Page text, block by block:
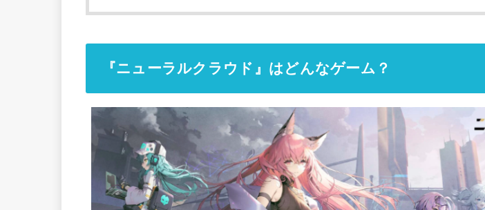
『ニューラルクラウド』はどんなゲーム？